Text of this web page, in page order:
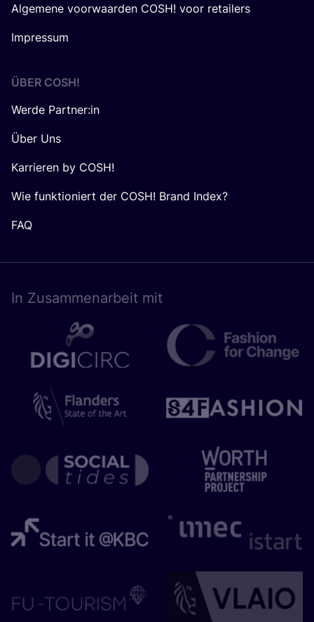
Algemene voorwaarden COSH! voor retailers
Impressum
ÜBER COSH!
Werde Partner:in
Über Uns
Karrieren by COSH!
Wie funktioniert der COSH! Brand Index?
FAQ
In Zusam­men­ar­beit mit